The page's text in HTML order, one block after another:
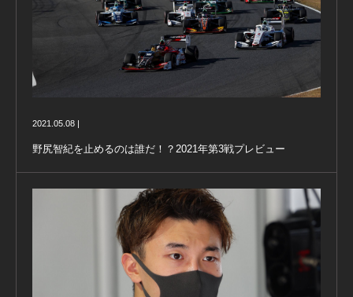
2021.05.08 |
野尻智紀を止めるのは誰だ！？2021年第3戦プレビュー